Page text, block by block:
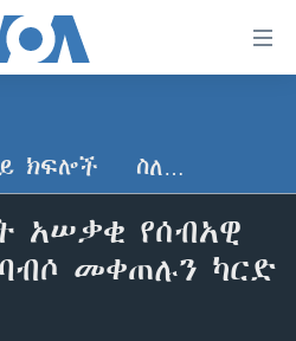
ዜና
ክፍሎች ስለ…
አሠቃቂ የሰብአዊ
መቀጠሉን ካርድ